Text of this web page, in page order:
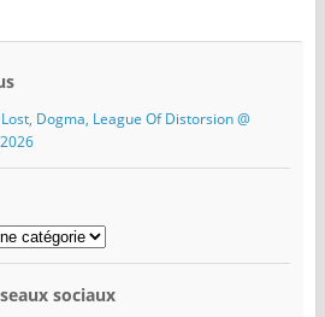
Lost, Dogma, League Of Distorsion @
sociaux